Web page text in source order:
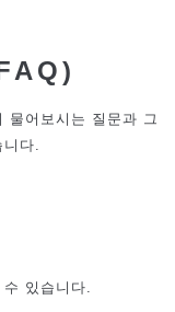
물어보시는 질문과 그
다.
있습니다.